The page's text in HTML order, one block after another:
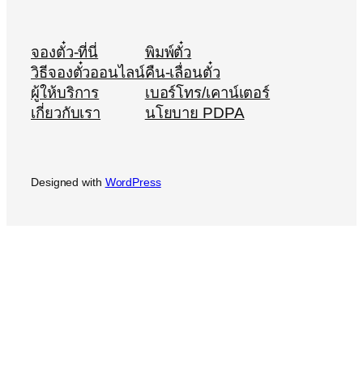
จองตั๋ว-ที่นี่
วิธีจองตั๋วออนไลน์
ผู้ให้บริการ
เกี่ยวกับเรา
พิมพ์ตั๋ว
คืน-เลื่อนตั๋ว
เบอร์โทร/เคาน์เตอร์
นโยบาย PDPA
Designed with WordPress